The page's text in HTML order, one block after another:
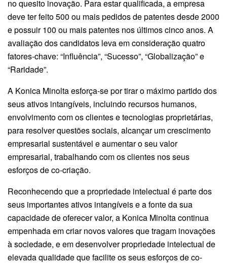
no quesito inovação. Para estar qualificada, a empresa
deve ter feito 500 ou mais pedidos de patentes desde 2000
e possuir 100 ou mais patentes nos últimos cinco anos. A
avaliação dos candidatos leva em consideração quatro
fatores-chave: “Influência”, “Sucesso”, “Globalização” e
“Raridade”.
A Konica Minolta esforça-se por tirar o máximo partido dos
seus ativos intangíveis, incluindo recursos humanos,
envolvimento com os clientes e tecnologias proprietárias,
para resolver questões sociais, alcançar um crescimento
empresarial sustentável e aumentar o seu valor
empresarial, trabalhando com os clientes nos seus
esforços de co-criação.
Reconhecendo que a propriedade intelectual é parte dos
seus importantes ativos intangíveis e a fonte da sua
capacidade de oferecer valor, a Konica Minolta continua
empenhada em criar novos valores que tragam inovações
à sociedade, e em desenvolver propriedade intelectual de
elevada qualidade que facilite os seus esforços de co-